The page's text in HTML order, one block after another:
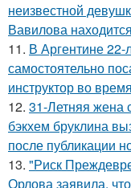
неизвестной
Вавилова
11. В Аргентине 22-
самостоятельно
инструктор во
12. 31-Летняя жена
бэкхем бруклина
после публикации
13. "Риск
Орлова заявила,